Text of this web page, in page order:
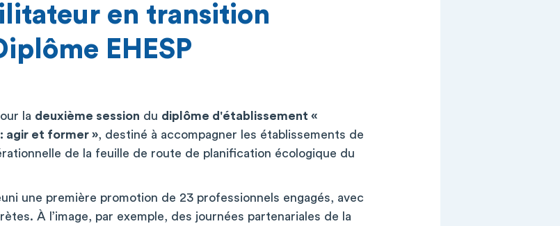
en transition
EHESP
la deuxième session du diplôme d'établissement «
agir et former », destiné à accompagner les établissements de
de la feuille de route de planification écologique du
une première promotion de 23 professionnels engagés, avec
À l’image, par exemple, des journées partenariales de la